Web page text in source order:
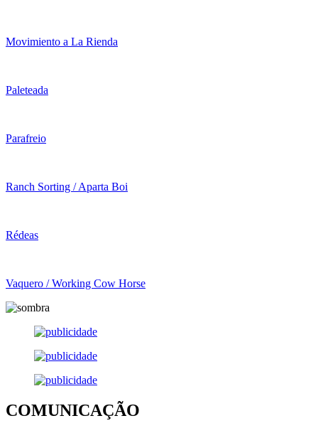
Movimiento a La Rienda
Paleteada
Parafreio
Ranch Sorting / Aparta Boi
Rédeas
Vaquero / Working Cow Horse
COMUNICAÇÃO